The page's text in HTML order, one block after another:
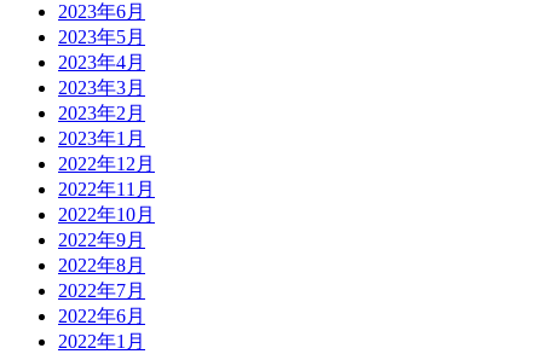
2023年6月
2023年5月
2023年4月
2023年3月
2023年2月
2023年1月
2022年12月
2022年11月
2022年10月
2022年9月
2022年8月
2022年7月
2022年6月
2022年1月